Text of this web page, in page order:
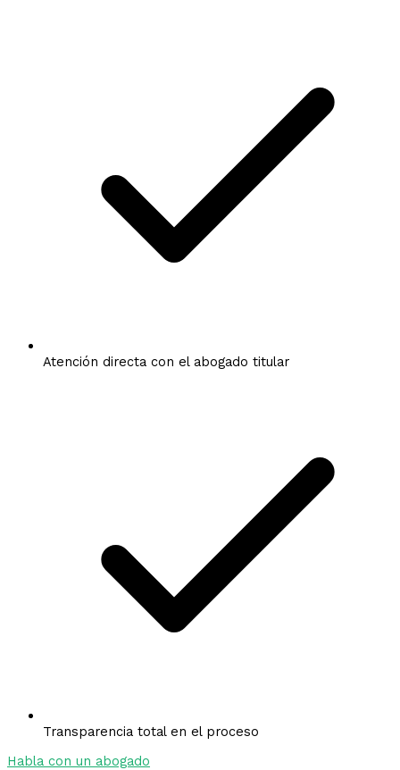
Atención directa con el abogado titular
Transparencia total en el proceso
Habla con un abogado